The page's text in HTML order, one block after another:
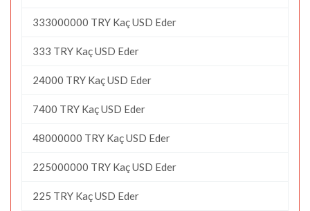
333000000 TRY Kaç USD Eder
333 TRY Kaç USD Eder
24000 TRY Kaç USD Eder
7400 TRY Kaç USD Eder
48000000 TRY Kaç USD Eder
225000000 TRY Kaç USD Eder
225 TRY Kaç USD Eder